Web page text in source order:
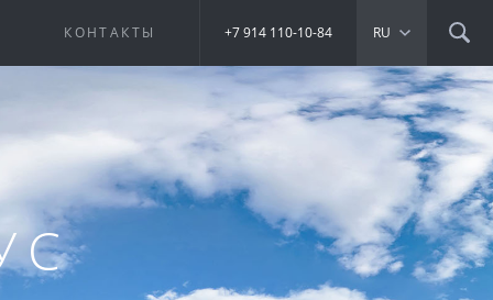
КОНТАКТЫ RU
+7 914 110-10-84